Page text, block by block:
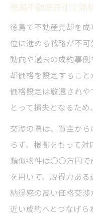
徳島不動産売却で価
徳島で不動産売却を
位に進める戦略が不
動向や過去の成約事
却価格を設定するこ
価格設定は敬遠され
とって損失となるため
交渉の際は、買主か
らず、根拠をもって
類似物件は〇〇万円
を用いて、説得力ある
納得感の高い価格交
近い成約へとつなげら